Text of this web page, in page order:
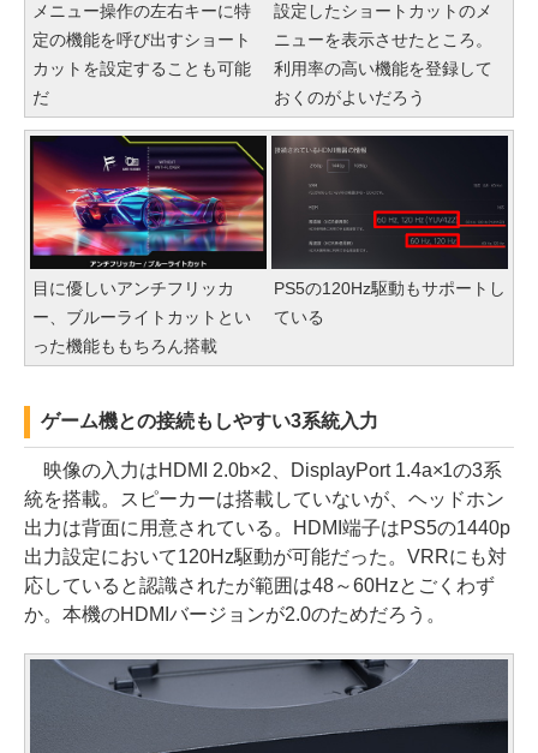
メニュー操作の左右キーに特
定の機能を呼び出すショート
カットを設定することも可能
だ
設定したショートカットのメ
ニューを表示させたところ。
利用率の高い機能を登録して
おくのがよいだろう
目に優しいアンチフリッカ
ー、ブルーライトカットとい
った機能ももちろん搭載
PS5の120Hz駆動もサポートし
ている
ゲーム機との接続もしやすい3系統入力
映像の入力はHDMI 2.0b×2、DisplayPort 1.4a×1の3系
統を搭載。スピーカーは搭載していないが、ヘッドホン
出力は背面に用意されている。HDMI端子はPS5の1440p
出力設定において120Hz駆動が可能だった。VRRにも対
応していると認識されたが範囲は48～60Hzとごくわず
か。本機のHDMIバージョンが2.0のためだろう。